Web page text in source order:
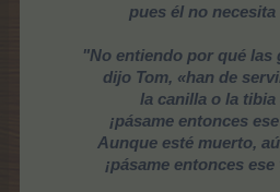
pues él no necesita
"No entiendo por qué las
dijo Tom, «han de
la canilla o la tibia
¡pásame entonces
Aunque esté muerto,
¡pásame entonces